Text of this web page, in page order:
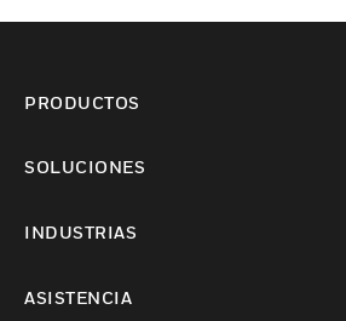
PRODUCTOS
SOLUCIONES
INDUSTRIAS
ASISTENCIA